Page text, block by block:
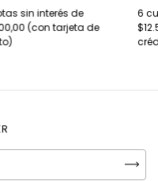
sin interés de
6